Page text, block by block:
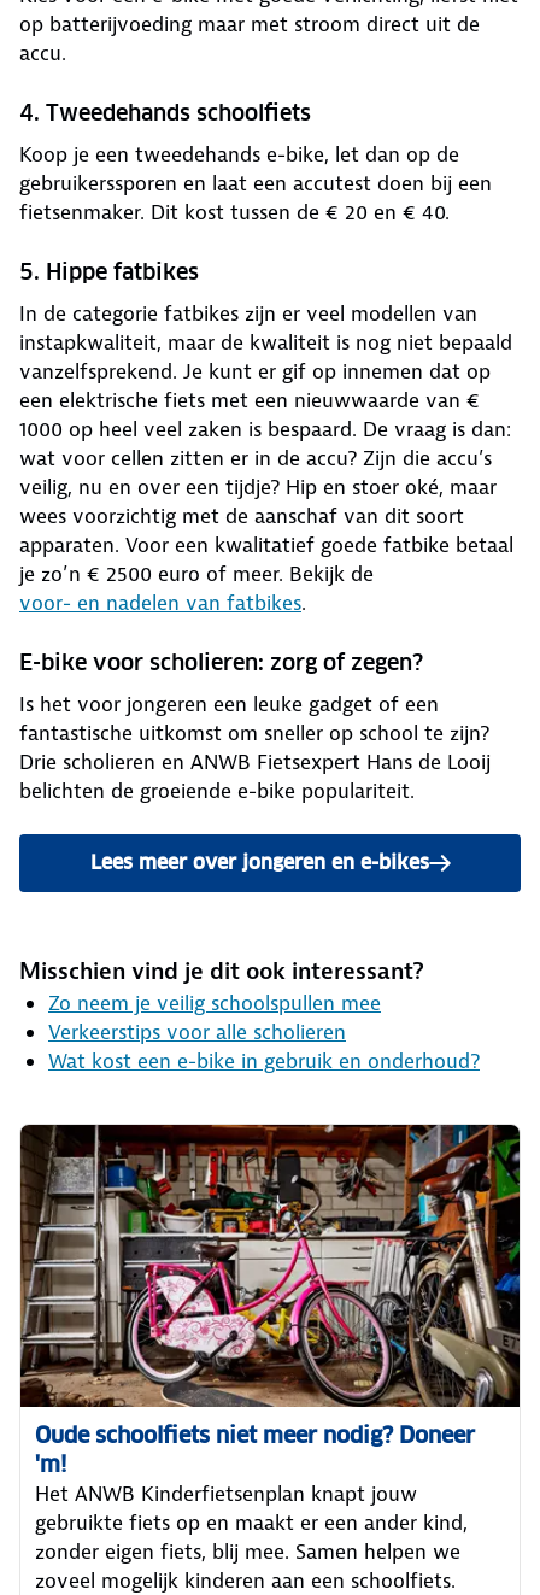
op batterijvoeding maar met stroom direct uit de
accu.
4. Tweedehands schoolfiets
Koop je een tweedehands e-bike, let dan op de
gebruikerssporen en laat een accutest doen bij een
fietsenmaker. Dit kost tussen de € 20 en € 40.
5. Hippe fatbikes
In de categorie fatbikes zijn er veel modellen van
instapkwaliteit, maar de kwaliteit is nog niet bepaald
vanzelfsprekend. Je kunt er gif op innemen dat op
een elektrische fiets met een nieuwwaarde van €
1000 op heel veel zaken is bespaard. De vraag is dan:
wat voor cellen zitten er in de accu? Zijn die accu’s
veilig, nu en over een tijdje? Hip en stoer oké, maar
wees voorzichtig met de aanschaf van dit soort
apparaten. Voor een kwalitatief goede fatbike betaal
je zo’n € 2500 euro of meer. Bekijk de
voor- en nadelen van fatbikes.
E-bike voor scholieren: zorg of zegen?
Is het voor jongeren een leuke gadget of een
fantastische uitkomst om sneller op school te zijn?
Drie scholieren en ANWB Fietsexpert Hans de Looij
belichten de groeiende e-bike populariteit.
Lees meer over jongeren en e-bikes
Misschien vind je dit ook interessant?
Zo neem je veilig schoolspullen mee
Verkeerstips voor alle scholieren
Wat kost een e-bike in gebruik en onderhoud?
Oude schoolfiets niet meer nodig? Doneer
'm!
Het ANWB Kinderfietsenplan knapt jouw
gebruikte fiets op en maakt er een ander kind,
zonder eigen fiets, blij mee. Samen helpen we
zoveel mogelijk kinderen aan een schoolfiets.